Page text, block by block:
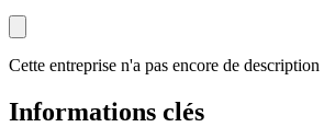
Cette entreprise n'a pas encore de description
Informations clés